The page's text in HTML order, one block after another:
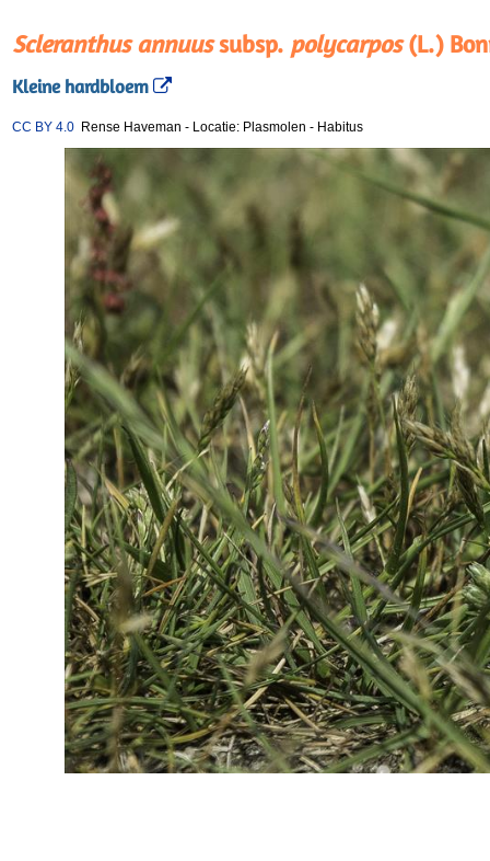
Scleranthus annuussubsp. polycarpos(L.)
Kleine hardbloem
CC BY 4.0 Rense Haveman - Locatie: Plasmolen - Habitus